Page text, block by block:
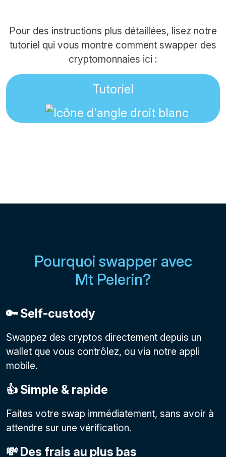
Pour des instructions plus détaillées, lisez notre
tutoriel qui vous montre comment swapper des
cryptomonnaies ici :
Tutoriel
Pourquoi swapper avec
Mt Pelerin?
🔑 Self-custody
Swappez des cryptos directement depuis un
wallet que vous contrôlez, ou via notre appli
mobile.
👍 Simple & rapide
Faites votre swap immédiatement, sans avoir à
attendre sur une vérification.
💸 Des frais au plus bas